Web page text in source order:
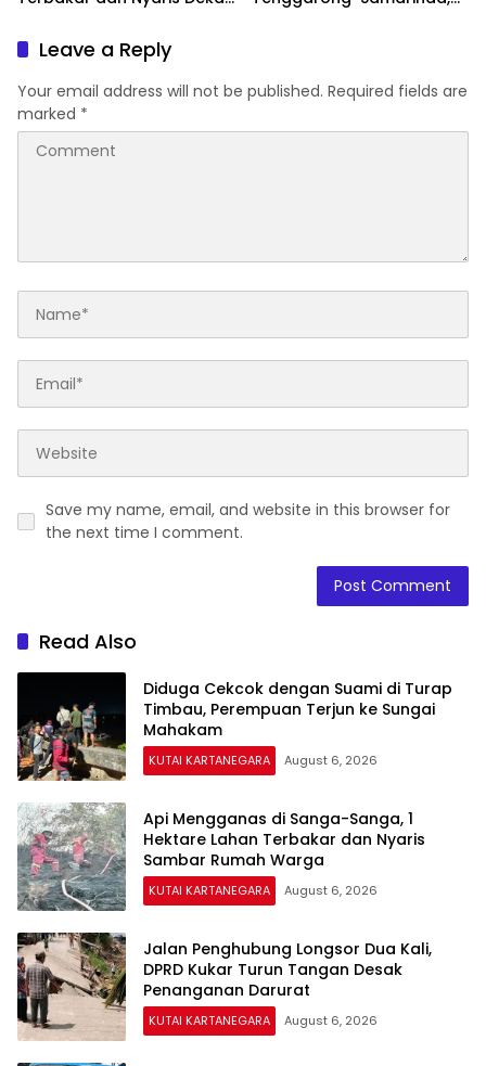
Leave a Reply
Your email address will not be published. Required fields are
marked *
Save my name, email, and website in this browser for
the next time I comment.
Read Also
Diduga Cekcok dengan Suami di Turap
Timbau, Perempuan Terjun ke Sungai
Mahakam
KUTAI KARTANEGARA August 6, 2026
Api Mengganas di Sanga-Sanga, 1
Hektare Lahan Terbakar dan Nyaris
Sambar Rumah Warga
KUTAI KARTANEGARA August 6, 2026
Jalan Penghubung Longsor Dua Kali,
DPRD Kukar Turun Tangan Desak
Penanganan Darurat
KUTAI KARTANEGARA August 6, 2026